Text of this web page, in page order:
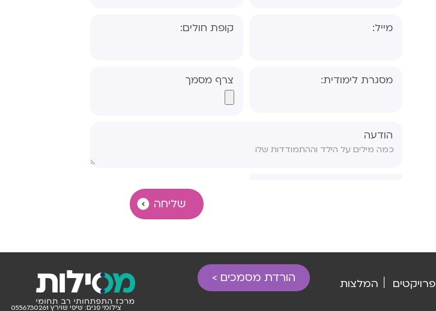
מייל: קופת חולים:
מסגרת לימודית: צרף מסמך
הודעה
שליחה
פרויקטים
המלצות
הורדת מסמכים >
שאלון מורה- אבחון
שאלון מורה- אבחון
פסיכולוגי, פס"ד
טופס הפניה לפסיכיאטר
צילומי פנים: שיפי שוירץ 0556730261